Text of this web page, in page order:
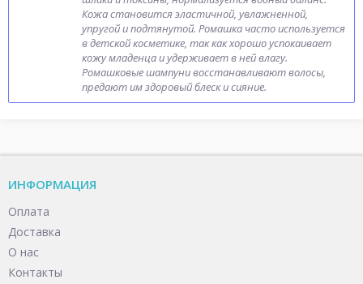
Кожа становится эластичной, увлажненной,
упругой и подтянутой. Ромашка часто используется
в детской косметике, так как хорошо успокаивает
кожу младенца и удерживает в ней влагу.
Ромашковые шампуни восстанавливают волосы,
предают им здоровый блеск и сияние.
ИНФОРМАЦИЯ
Оплата
Доставка
О нас
Контакты